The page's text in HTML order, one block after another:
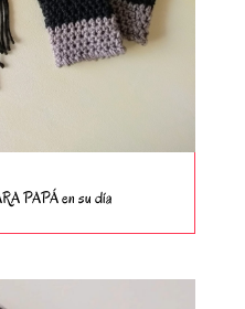
PAPÁ en su día